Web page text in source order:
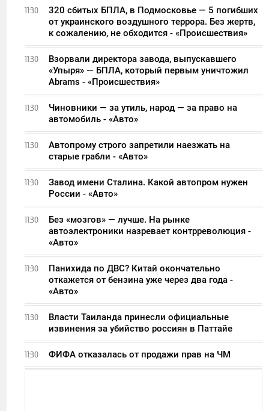
11:30
320 сбитых БПЛА, в Подмосковье — 5 погибших
от украинского воздушного террора. Без жертв,
к сожалению, не обходится - «Происшествия»
11:30
Взорвали директора завода, выпускавшего
«Упыря» — БПЛА, который первым уничтожил
Abrams - «Происшествия»
11:30
Чиновники — за утиль, народ — за право на
автомобиль - «Авто»
11:30
Автопрому строго запретили наезжать на
старые грабли - «Авто»
11:30
Завод имени Сталина. Какой автопром нужен
России - «Авто»
11:30
Без «мозгов» — лучше. На рынке
автоэлектроники назревает контрреволюция -
«Авто»
11:30
Панихида по ДВС? Китай окончательно
откажется от бензина уже через два года -
«Авто»
11:30
Власти Таиланда принесли официальные
извинения за убийство россиян в Паттайе
11:30 ФИФА отказалась от продажи прав на ЧМ